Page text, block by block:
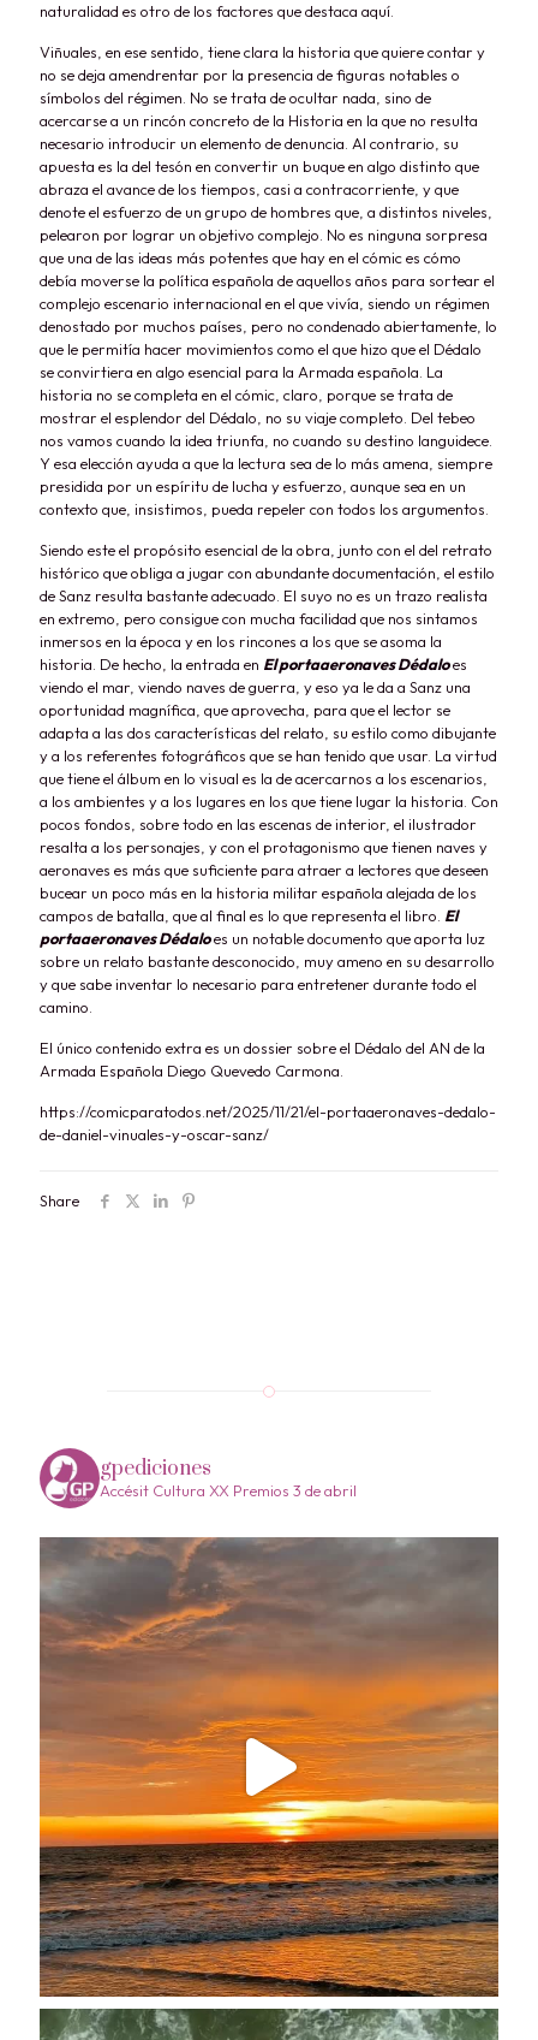
naturalidad es otro de los factores que destaca aquí.
Viñuales, en ese sentido, tiene clara la historia que quiere contar y
no se deja amendrentar por la presencia de figuras notables o
símbolos del régimen. No se trata de ocultar nada, sino de
acercarse a un rincón concreto de la Historia en la que no resulta
necesario introducir un elemento de denuncia. Al contrario, su
apuesta es la del tesón en convertir un buque en algo distinto que
abraza el avance de los tiempos, casi a contracorriente, y que
denote el esfuerzo de un grupo de hombres que, a distintos niveles,
pelearon por lograr un objetivo complejo. No es ninguna sorpresa
que una de las ideas más potentes que hay en el cómic es cómo
debía moverse la política española de aquellos años para sortear el
complejo escenario internacional en el que vivía, siendo un régimen
denostado por muchos países, pero no condenado abiertamente, lo
que le permitía hacer movimientos como el que hizo que el Dédalo
se convirtiera en algo esencial para la Armada española. La
historia no se completa en el cómic, claro, porque se trata de
mostrar el esplendor del Dédalo, no su viaje completo. Del tebeo
nos vamos cuando la idea triunfa, no cuando su destino languidece.
Y esa elección ayuda a que la lectura sea de lo más amena, siempre
presidida por un espíritu de lucha y esfuerzo, aunque sea en un
contexto que, insistimos, pueda repeler con todos los argumentos.
Siendo este el propósito esencial de la obra, junto con el del retrato
histórico que obliga a jugar con abundante documentación, el estilo
de Sanz resulta bastante adecuado. El suyo no es un trazo realista
en extremo, pero consigue con mucha facilidad que nos sintamos
inmersos en la época y en los rincones a los que se asoma la
historia. De hecho, la entrada en El portaaeronaves Dédaloes
viendo el mar, viendo naves de guerra, y eso ya le da a Sanz una
oportunidad magnífica, que aprovecha, para que el lector se
adapta a las dos características del relato, su estilo como dibujante
y a los referentes fotográficos que se han tenido que usar. La virtud
que tiene el álbum en lo visual es la de acercarnos a los escenarios,
a los ambientes y a los lugares en los que tiene lugar la historia. Con
pocos fondos, sobre todo en las escenas de interior, el ilustrador
resalta a los personajes, y con el protagonismo que tienen naves y
aeronaves es más que suficiente para atraer a lectores que deseen
bucear un poco más en la historia militar española alejada de los
campos de batalla, que al final es lo que representa el libro. El
portaaeronaves Dédaloes un notable documento que aporta luz
sobre un relato bastante desconocido, muy ameno en su desarrollo
y que sabe inventar lo necesario para entretener durante todo el
camino.
El único contenido extra es un dossier sobre el Dédalo del AN de la
Armada Española Diego Quevedo Carmona.
https://comicparatodos.net/2025/11/21/el-portaaeronaves-dedalo-
de-daniel-vinuales-y-oscar-sanz/
Share
gpediciones
Accésit Cultura XX Premios 3 de abril